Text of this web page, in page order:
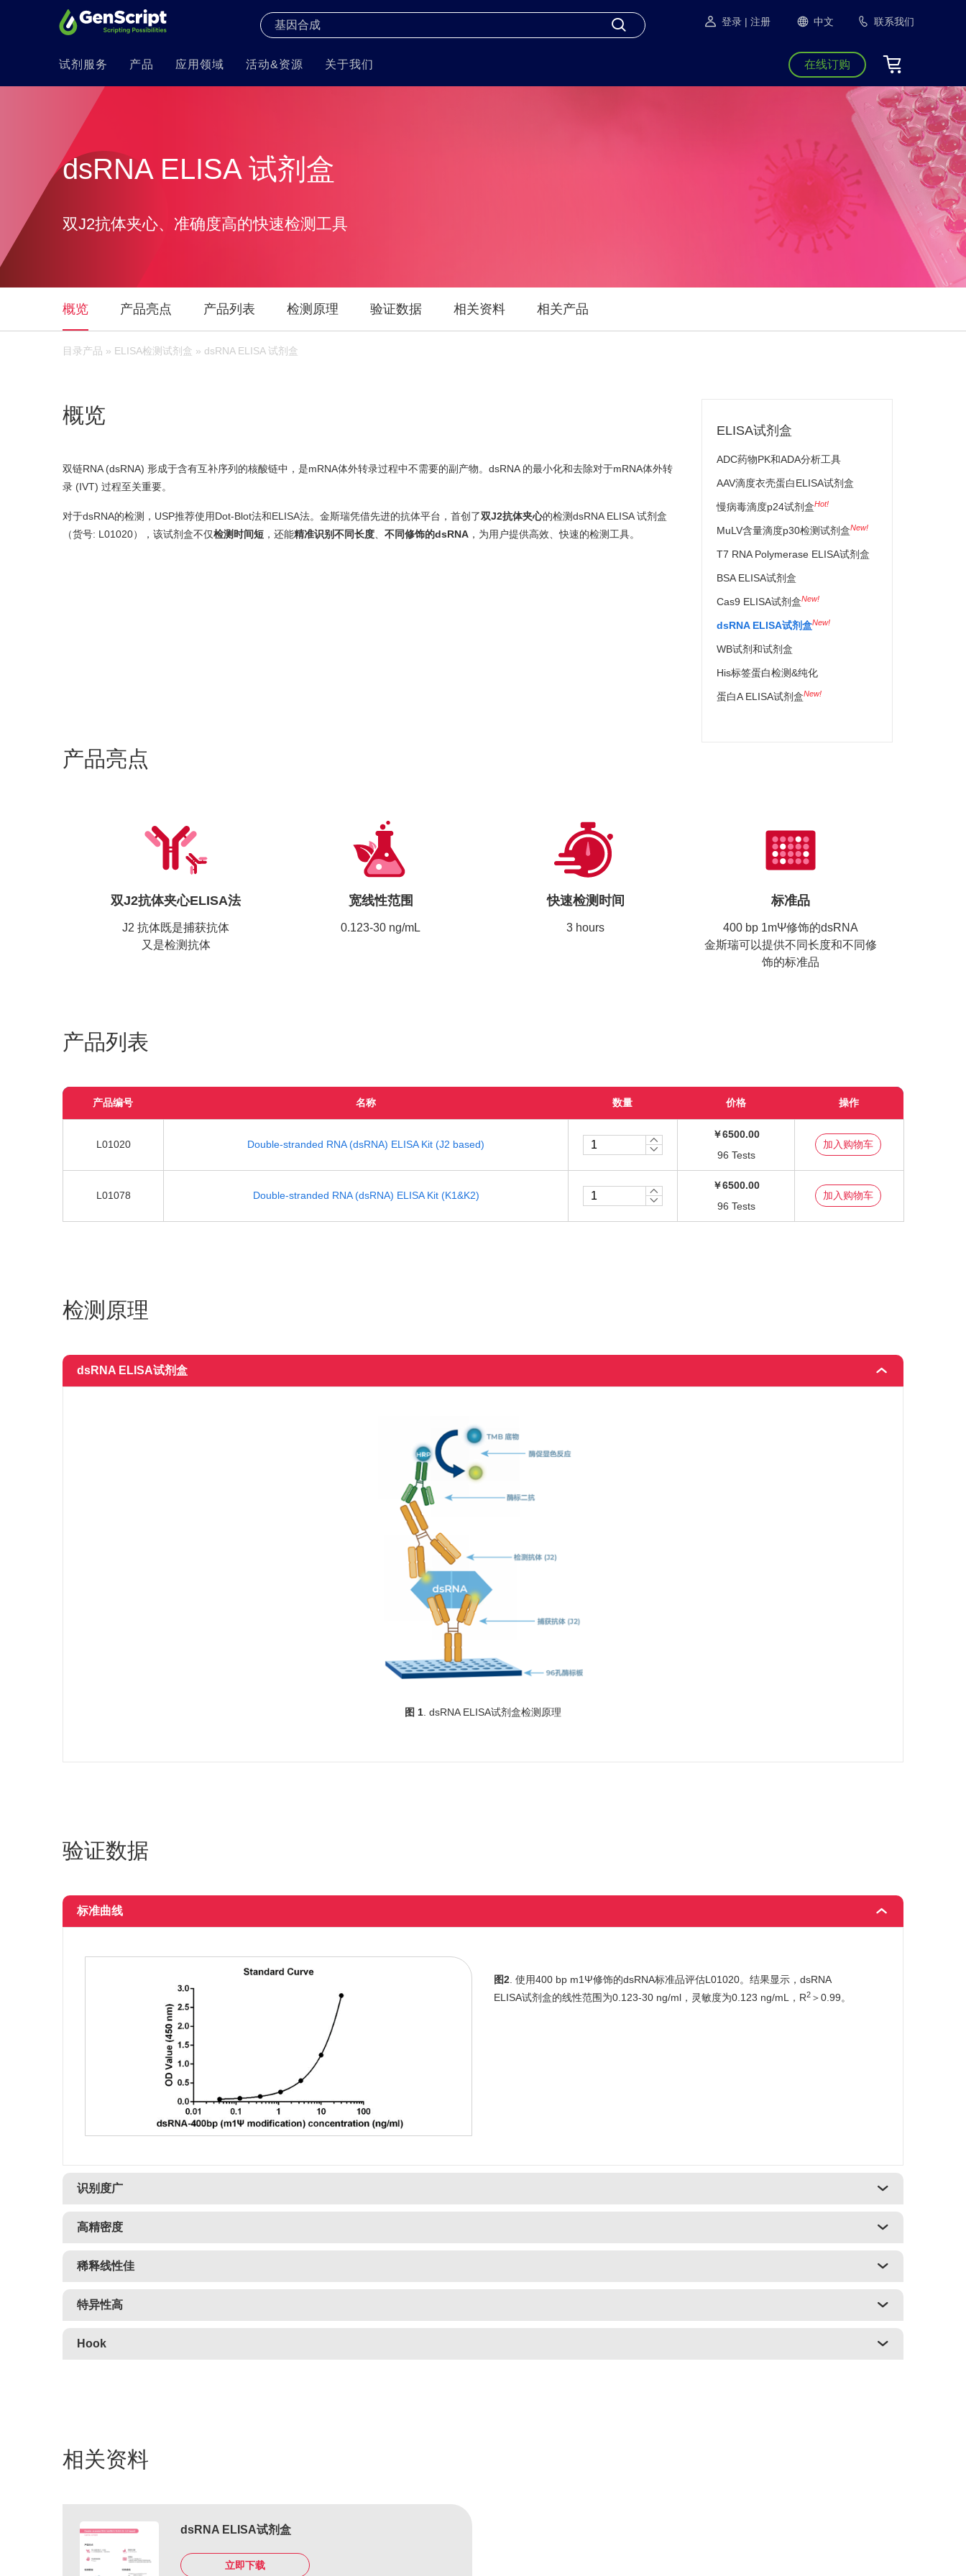
登录 | 注册 中文 联系我们
试剂服务 产品 应用领域 活动&资源 关于我们 在线订购
dsRNA ELISA 试剂盒
双J2抗体夹心、准确度高的快速检测工具
概览 产品亮点 产品列表 检测原理 验证数据 相关资料 相关产品
目录产品 » ELISA检测试剂盒 » dsRNA ELISA 试剂盒
概览
双链RNA (dsRNA) 形成于含有互补序列的核酸链中，是mRNA体外转录过程中不需要的副产物。dsRNA 的最小化和去除对于mRNA体外转
录 (IVT) 过程至关重要。
对于dsRNA的检测，USP推荐使用Dot-Blot法和ELISA法。金斯瑞凭借先进的抗体平台，首创了双J2抗体夹心的检测dsRNA ELISA 试剂盒
（货号: L01020），该试剂盒不仅检测时间短 ，还能精准识别不同长度 不同修饰的dsRNA ，为用户提供高效、快速的检测工具。
ELISA试剂盒
ADC药物PK和ADA分析工具
AAV滴度衣壳蛋白ELISA试剂盒
慢病毒滴度p24试剂盒Hot!
MuLV含量滴度p30检测试剂盒New!
T7 RNA Polymerase ELISA试剂盒
BSA ELISA试剂盒
Cas9 ELISA试剂盒New!
dsRNA ELISA试剂盒New!
WB试剂和试剂盒
His标签蛋白检测&纯化
蛋白A ELISA试剂盒New!
产品亮点
双J2抗体夹心ELISA法
J2 抗体既是捕获抗体
又是检测抗体
宽线性范围
0.123-30 ng/mL
快速检测时间
3 hours
标准品
400 bp 1mΨ修饰的dsRNA
金斯瑞可以提供不同长度和不同修
饰的标准品
产品列表
产品编号 名称 数量 价格 操作
L01020 Double-stranded RNA (dsRNA) ELISA Kit (J2 based)
￥6500.00
96 Tests
L01078 Double-stranded RNA (dsRNA) ELISA Kit (K1&K2)
￥6500.00
96 Tests
检测原理
dsRNA ELISA试剂盒
图 1 . dsRNA ELISA试剂盒检测原理
验证数据
标准曲线
图2 . 使用400 bp m1Ψ修饰的dsRNA标准品评估L01020。结果显示，dsRNA
ELISA试剂盒的线性范围为0.123-30 ng/ml，灵敏度为0.123 ng/mL，R2 ＞0.99。
识别度广
高精密度
稀释线性佳
特异性高
Hook
相关资料
dsRNA ELISA试剂盒
立即下载